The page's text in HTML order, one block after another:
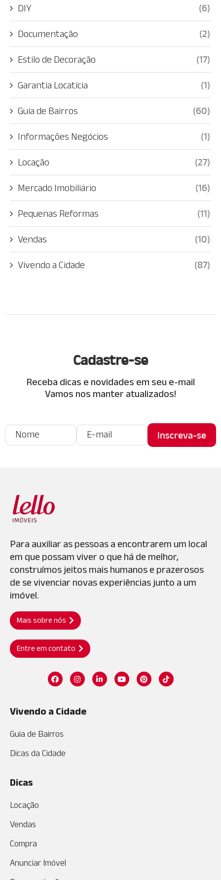
DIY (6)
Documentação (2)
Estilo de Decoração (17)
Garantia Locatícia (1)
Guia de Bairros (60)
Informações Negócios (1)
Locação (27)
Mercado Imobiliário (16)
Pequenas Reformas (11)
Vendas (10)
Vivendo a Cidade (87)
Cadastre-se
Receba dicas e novidades em seu e-mail
Vamos nos manter atualizados!
Para auxiliar as pessoas a encontrarem um local
em que possam viver o que há de melhor,
construímos jeitos mais humanos e prazerosos
de se vivenciar novas experiências junto a um
imóvel.
Mais sobre nós
Entre em contato
Vivendo a Cidade
Guia de Bairros
Dicas da Cidade
Dicas
Locação
Vendas
Compra
Anunciar Imóvel